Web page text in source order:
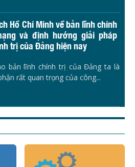
Hồ Chí Minh về bản lĩnh chính
và định hướng giải pháp
trị của Đảng hiện nay
bản lĩnh chính trị của Đảng ta là
rất quan trọng của công...